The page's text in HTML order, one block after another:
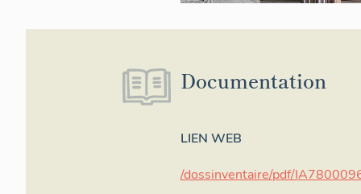
Documentation
LIEN WEB
/dossinventaire/pdf/